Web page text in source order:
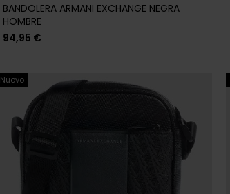
BANDOLERA ARMANI EXCHANGE NEGRA
HOMBRE
94,95 €
Nuevo